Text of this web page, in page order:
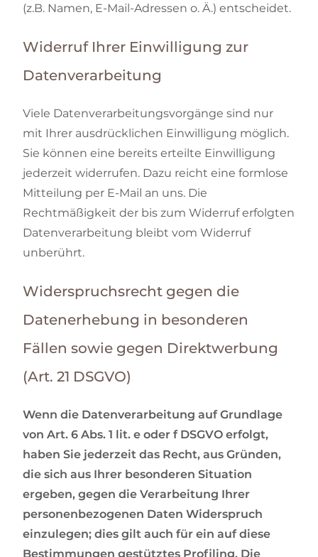
(z.B. Namen, E-Mail-Adressen o. Ä.) entscheidet.
Widerruf Ihrer Einwilligung zur
Datenverarbeitung
Viele Datenverarbeitungsvorgänge sind nur
mit Ihrer ausdrücklichen Einwilligung möglich.
Sie können eine bereits erteilte Einwilligung
jederzeit widerrufen. Dazu reicht eine formlose
Mitteilung per E-Mail an uns. Die
Rechtmäßigkeit der bis zum Widerruf erfolgten
Datenverarbeitung bleibt vom Widerruf
unberührt.
Widerspruchsrecht gegen die
Datenerhebung in besonderen
Fällen sowie gegen Direktwerbung
(Art. 21 DSGVO)
Wenn die Datenverarbeitung auf Grundlage
von Art. 6 Abs. 1 lit. e oder f DSGVO erfolgt,
haben Sie jederzeit das Recht, aus Gründen,
die sich aus Ihrer besonderen Situation
ergeben, gegen die Verarbeitung Ihrer
personenbezogenen Daten Widerspruch
einzulegen; dies gilt auch für ein auf diese
Bestimmungen gestütztes Profiling. Die